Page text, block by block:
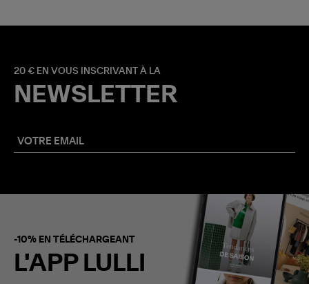
20 € EN VOUS INSCRIVANT À LA
NEWSLETTER
-10% EN TÉLÉCHARGEANT
L'APP LULLI